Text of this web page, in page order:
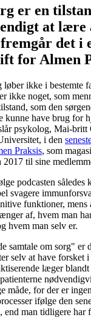
er en
at lære
det i
for Almen
ikke i bestemte
ikke noget, som
som den
kunne have brug for
psykolog, Mai-
i den
Praksis, som
2017 til sine
podcasten således
svagere
funktioner, mens
af, hvem man
hvem man selv er.
samtale om sorg" er
selv at have forsket
læger
måde, for der er
ifølge den
end man tidligere har